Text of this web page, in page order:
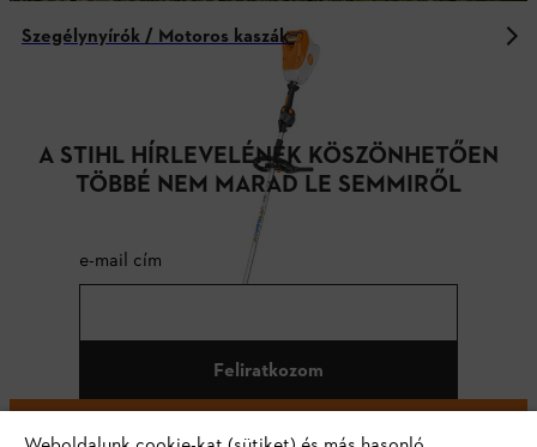
Szegélynyírók / Motoros kaszák
A STIHL HÍRLEVELÉNEK KÖSZÖNHETŐEN
TÖBBÉ NEM MARAD LE SEMMIRŐL
e-mail cím
Feliratkozom